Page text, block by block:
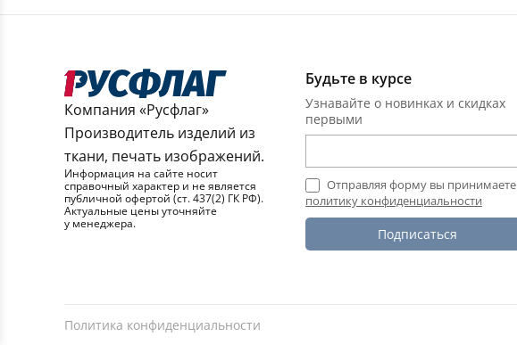
Компания «Русфлаг»
Производитель изделий из
ткани, печать изображений.
Информация на сайте носит
справочный характер и не является
публичной офертой (ст. 437(2) ГК РФ).
Актуальные цены уточняйте
у менеджера.
Будьте в курсе
Узнавайте о новинках и скидках
первыми
Отправляя форму вы принимаете
политику конфиденциальности
Подписаться
Политика конфиденциальности